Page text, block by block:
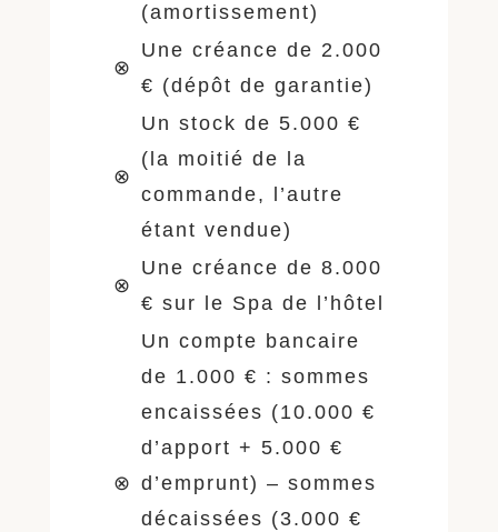
(amortissement)
⊗
Une créance de 2.000
€ (dépôt de garantie)
⊗
Un stock de 5.000 €
(la moitié de la
commande, l’autre
étant vendue)
⊗
Une créance de 8.000
€ sur le Spa de l’hôtel
⊗
Un compte bancaire
de 1.000 € : sommes
encaissées (10.000 €
d’apport + 5.000 €
d’emprunt) – sommes
décaissées (3.000 €